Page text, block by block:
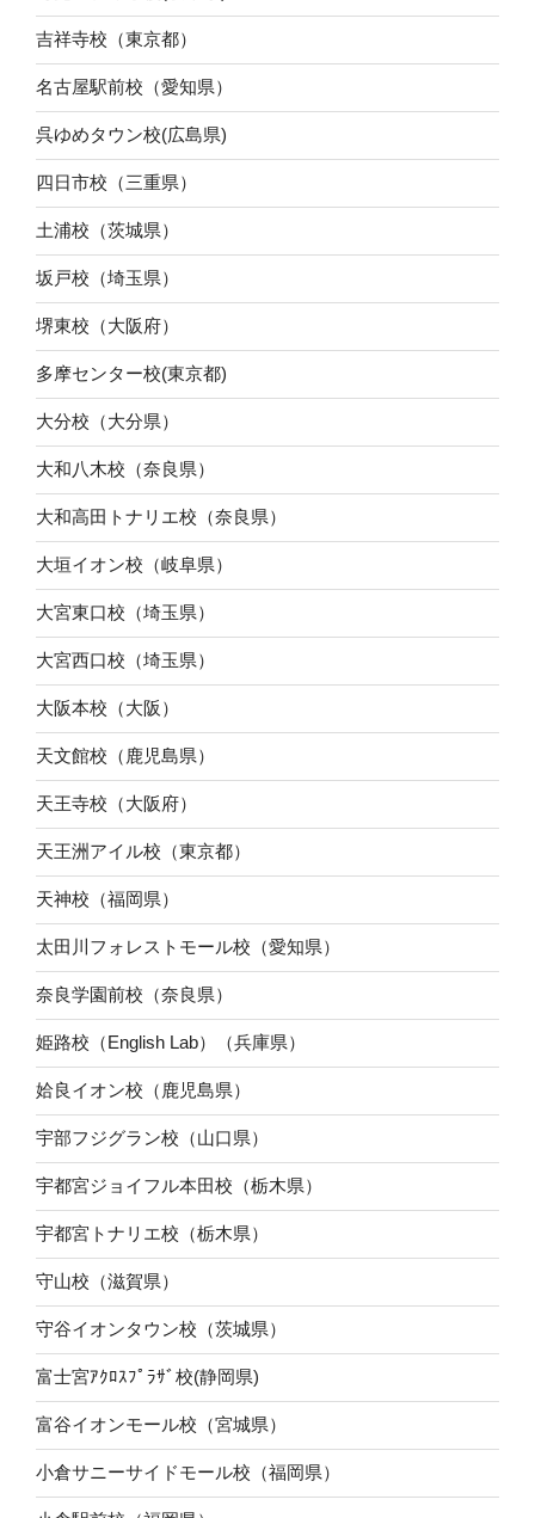
吉祥寺校（東京都）
名古屋駅前校（愛知県）
呉ゆめタウン校(広島県)
四日市校（三重県）
土浦校（茨城県）
坂戸校（埼玉県）
堺東校（大阪府）
多摩センター校(東京都)
大分校（大分県）
大和八木校（奈良県）
大和高田トナリエ校（奈良県）
大垣イオン校（岐阜県）
大宮東口校（埼玉県）
大宮西口校（埼玉県）
大阪本校（大阪）
天文館校（鹿児島県）
天王寺校（大阪府）
天王洲アイル校（東京都）
天神校（福岡県）
太田川フォレストモール校（愛知県）
奈良学園前校（奈良県）
姫路校（English Lab）（兵庫県）
姶良イオン校（鹿児島県）
宇部フジグラン校（山口県）
宇都宮ジョイフル本田校（栃木県）
宇都宮トナリエ校（栃木県）
守山校（滋賀県）
守谷イオンタウン校（茨城県）
富士宮ｱｸﾛｽﾌﾟﾗｻﾞ校(静岡県)
富谷イオンモール校（宮城県）
小倉サニーサイドモール校（福岡県）